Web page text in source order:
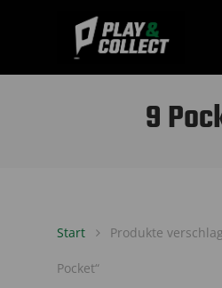
9
Start Produkte
Pocket“